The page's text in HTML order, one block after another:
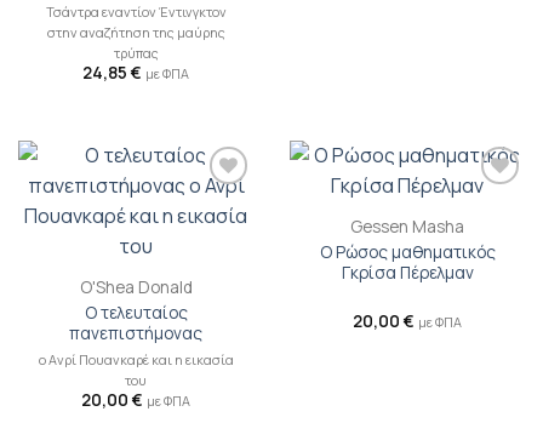
Τσάντρα εναντίον Έντινγκτον
στην αναζήτηση της μαύρης
τρύπας
24,85 € με ΦΠΑ
Προσθήκη
βιβλίου
O'Shea Donald
Ο τελευταίος
πανεπιστήμονας
ο Ανρί Πουανκαρέ και η εικασία
του
20,00 € με ΦΠΑ
Προσθήκη
στη λίστα
επιθυμιών
Gessen Masha
Ο Ρώσος μαθηματικός
Γκρίσα Πέρελμαν
20,00 € με ΦΠΑ